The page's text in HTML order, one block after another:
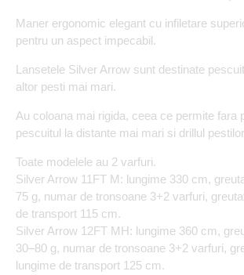
Maner ergonomic elegant cu infiletare
pentru un aspect impecabil.
Lansetele Silver Arrow sunt destinate
altor pesti mai mari.
Au coloana mai rigida, ceea ce permite fara
pescuitul la distante mai mari si drillul
Toate modelele au 2 varfuri.
Silver Arrow 11FT M: lungime 330 cm,
75 g, numar de tronsoane 3+2 varfuri,
de transport 115 cm.
Silver Arrow 12FT MH: lungime 360 cm,
30–80 g, numar de tronsoane 3+2 varfuri,
lungime de transport 125 cm.